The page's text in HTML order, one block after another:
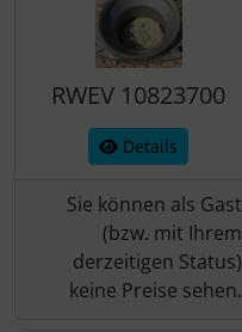
RWEV 10823700
Details
Sie können als Gast
(bzw. mit Ihrem
derzeitigen Status)
keine Preise sehen.
Spezialschrauben